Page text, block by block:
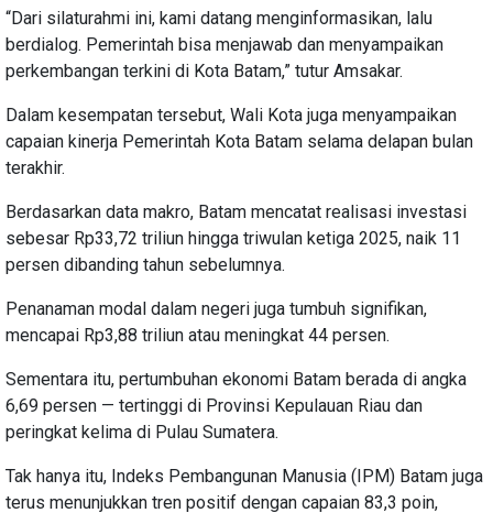
“Dari silaturahmi ini, kami datang menginformasikan, lalu
berdialog. Pemerintah bisa menjawab dan menyampaikan
perkembangan terkini di Kota Batam,” tutur Amsakar.
Dalam kesempatan tersebut, Wali Kota juga menyampaikan
capaian kinerja Pemerintah Kota Batam selama delapan bulan
terakhir.
Berdasarkan data makro, Batam mencatat realisasi investasi
sebesar Rp33,72 triliun hingga triwulan ketiga 2025, naik 11
persen dibanding tahun sebelumnya.
Penanaman modal dalam negeri juga tumbuh signifikan,
mencapai Rp3,88 triliun atau meningkat 44 persen.
Sementara itu, pertumbuhan ekonomi Batam berada di angka
6,69 persen — tertinggi di Provinsi Kepulauan Riau dan
peringkat kelima di Pulau Sumatera.
Tak hanya itu, Indeks Pembangunan Manusia (IPM) Batam juga
terus menunjukkan tren positif dengan capaian 83,3 poin,